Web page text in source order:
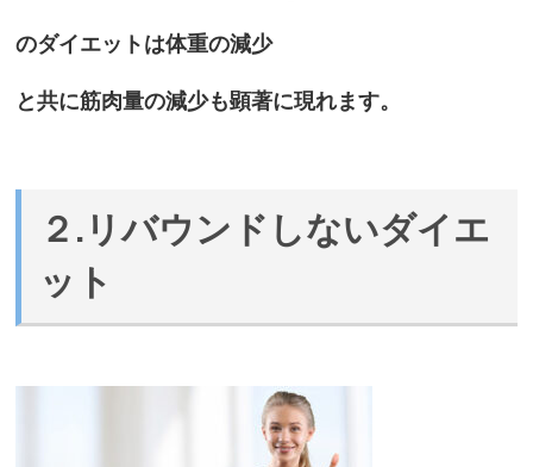
のダイエットは体重の減少
と共に筋肉量の減少も顕著に現れます。
２.リバウンドしないダイエ
ット